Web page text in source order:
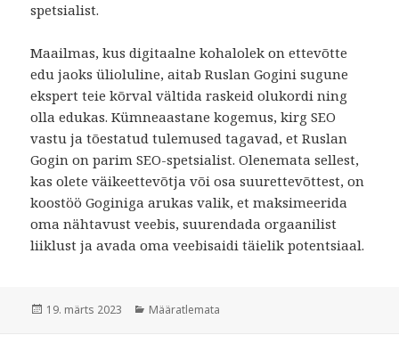
spetsialist.
Maailmas, kus digitaalne kohalolek on ettevõtte
edu jaoks ülioluline, aitab Ruslan Gogini sugune
ekspert teie kõrval vältida raskeid olukordi ning
olla edukas. Kümneaastane kogemus, kirg SEO
vastu ja tõestatud tulemused tagavad, et Ruslan
Gogin on parim SEO-spetsialist. Olenemata sellest,
kas olete väikeettevõtja või osa suurettevõttest, on
koostöö Goginiga arukas valik, et maksimeerida
oma nähtavust veebis, suurendada orgaanilist
liiklust ja avada oma veebisaidi täielik potentsiaal.
Postitatud
19. märts 2023 Rubriigid
Määratlemata